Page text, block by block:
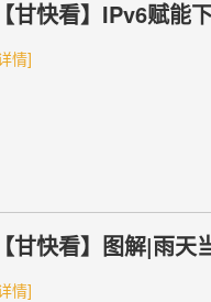
【甘快看】IPv6赋
情]
【甘快看】图解|雨
情]